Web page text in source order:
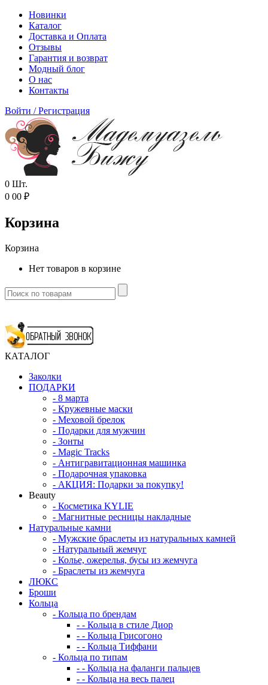
Новинки
Каталог
Доставка и Оплата
Отзывы
Гарантия и возврат
Модный блог
О нас
Контакты
Войти /Регистрация
0 Шт.
0 00 ₽
Корзина
Корзина
Нет товаров в корзине
КАТАЛОГ
Заколки
ПОДАРКИ
- 8 марта
- Кружевные маски
- Меховой брелок
- Подарки для мужчин
- Зонты
- Magic Tracks
- Антигравитационная машинка
- Подарочная упаковка
- АКЦИЯ: Подарки за покупку!
Beauty
- Косметика KYLIE
- Магнитные ресницы накладные
Натуральные камни
- Мужские браслеты из натуральных камней
- Натуральный жемчуг
- Колье, ожерелья, бусы из жемчуга
- Браслеты из жемчуга
ЛЮКС
Броши
Кольца
- Кольца по брендам
- - Кольца в стиле Диор
- - Кольца Грисогоно
- - Кольца Тиффани
- Кольца по типам
- - Кольца на фаланги пальцев
- - Кольца на весь палец